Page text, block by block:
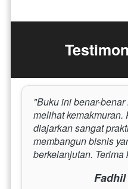
"Buku ini benar-
melihat
diajarkan sangat
membangun bisnis
berkelanjutan.